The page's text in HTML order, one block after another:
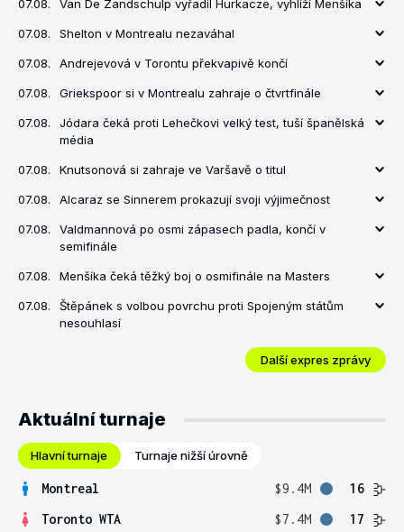
07.08. Van De Zandschulp vyřadil Hurkacze, vyhlíží Menšíka
07.08. Shelton v Montrealu nezaváhal
07.08. Andrejevová v Torontu překvapivě končí
07.08. Griekspoor si v Montrealu zahraje o čtvrtfinále
07.08.
Jódara čeká proti Lehečkovi velký test, tuší španělská
média
07.08. Knutsonová si zahraje ve Varšavě o titul
07.08. Alcaraz se Sinnerem prokazují svoji výjimečnost
07.08.
Valdmannová po osmi zápasech padla, končí v
semifinále
07.08. Menšíka čeká těžký boj o osmifinále na Masters
07.08.
Štěpánek s volbou povrchu proti Spojeným státům
nesouhlasí
Další expres zprávy
Aktuální turnaje
Hlavní turnaje Turnaje nižší úrovně
Montreal $9.4M
16
Toronto WTA
$7.4M 17